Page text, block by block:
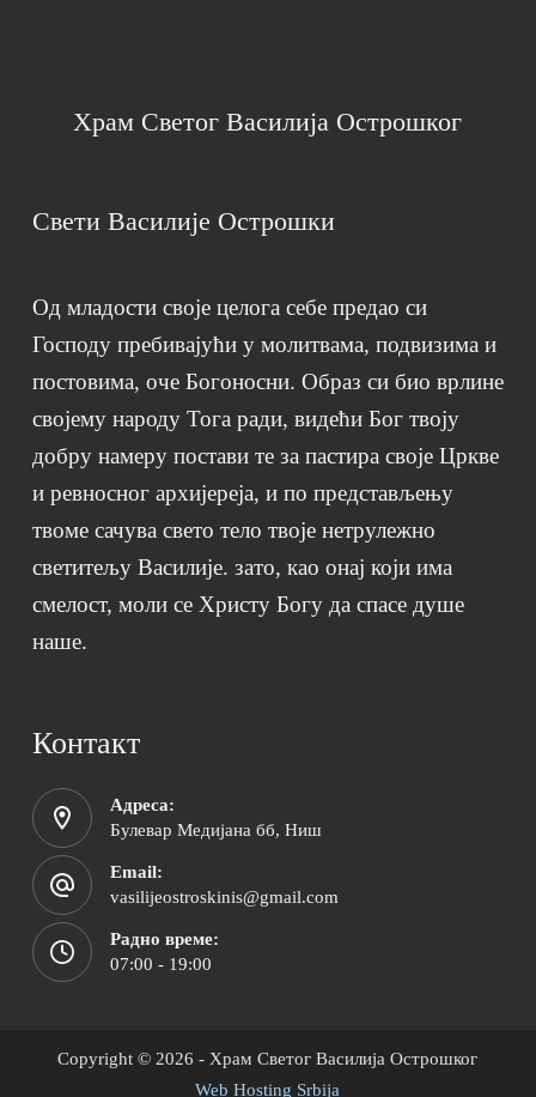
Храм Светог Василија Острошког
Свети Василије Острошки
Од младости своје целога себе предао си
Господу пребивајући у молитвама, подвизима и
постовима, оче Богоносни. Образ си био врлине
својему народу Тога ради, видећи Бог твоју
добру намеру постави те за пастира своје Цркве
и ревносног архијереја, и по представљењу
твоме сачува свето тело твоје нетрулежно
светитељу Василије. зато, као онај који има
смелост, моли се Христу Богу да спасе душе
наше.
Контакт
Адреса:
Булевар Медијана бб, Ниш
Email:
vasilijeostroskinis@gmail.com
Радно време:
07:00 - 19:00
Copyright © 2026 - Храм Светог Василија Острошког
Web Hosting Srbija